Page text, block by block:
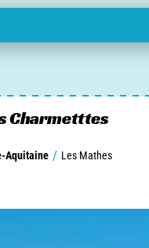
Campingplatz in ...
Charmetttes
Aquitaine / Les Mathes